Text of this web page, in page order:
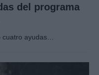
del programa
ayudas…